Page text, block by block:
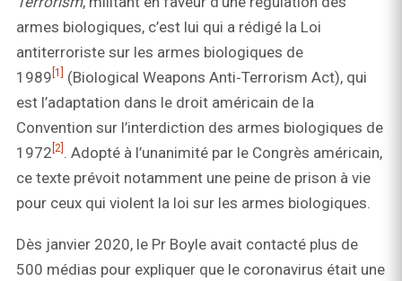
armes biologiques, c’est lui qui a rédigé la Loi
antiterroriste sur les armes biologiques de
1989 [1]
(Biological Weapons Anti‑Terrorism Act), qui
est l’adaptation dans le droit américain de la
Convention sur l’interdiction des armes biologiques de
1972 [2] . Adopté à l’unanimité par le Congrès américain,
ce texte prévoit notamment une peine de prison à vie
pour ceux qui violent la loi sur les armes biologiques.
Dès janvier 2020, le Pr Boyle avait contacté plus de
500 médias pour expliquer que le coronavirus était une